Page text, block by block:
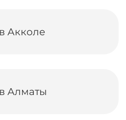
Акколе
Алматы